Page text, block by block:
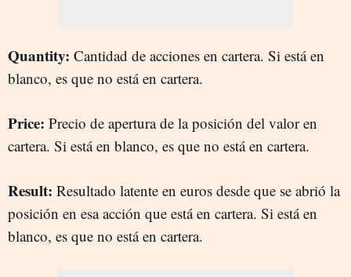
Quantity: Cantidad de acciones en cartera. Si está en
blanco, es que no está en cartera.
Price: Precio de apertura de la posición del valor en
cartera. Si está en blanco, es que no está en cartera.
Result: Resultado latente en euros desde que se abrió la
posición en esa acción que está en cartera. Si está en
blanco, es que no está en cartera.